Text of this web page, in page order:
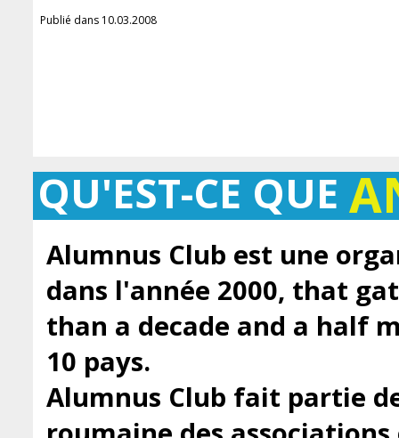
Publié dans 10.03.2008
QU'EST-CE QUE
Alumnus Club est une
dans l'année 2000, that
than a decade and a half
10 pays.
Alumnus Club fait partie